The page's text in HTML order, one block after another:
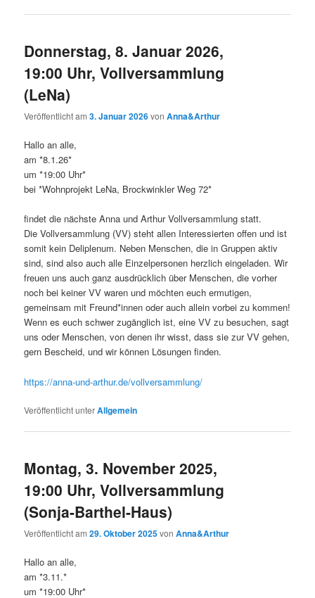
Donnerstag, 8. Januar 2026,
19:00 Uhr, Vollversammlung
(LeNa)
Veröffentlicht am3. Januar 2026vonAnna&Arthur
Hallo an alle,
am *8.1.26*
um *19:00 Uhr*
bei *Wohnprojekt LeNa, Brockwinkler Weg 72*
findet die nächste Anna und Arthur Vollversammlung statt.
Die Vollversammlung (VV) steht allen Interessierten offen und ist
somit kein Deliplenum. Neben Menschen, die in Gruppen aktiv
sind, sind also auch alle Einzelpersonen herzlich eingeladen. Wir
freuen uns auch ganz ausdrücklich über Menschen, die vorher
noch bei keiner VV waren und möchten euch ermutigen,
gemeinsam mit Freund*innen oder auch allein vorbei zu kommen!
Wenn es euch schwer zugänglich ist, eine VV zu besuchen, sagt
uns oder Menschen, von denen ihr wisst, dass sie zur VV gehen,
gern Bescheid, und wir können Lösungen finden.
https://anna-und-arthur.de/vollversammlung/
Veröffentlicht unterAllgemein
Montag, 3. November 2025,
19:00 Uhr, Vollversammlung
(Sonja-Barthel-Haus)
Veröffentlicht am29. Oktober 2025vonAnna&Arthur
Hallo an alle,
am *3.11.*
um *19:00 Uhr*